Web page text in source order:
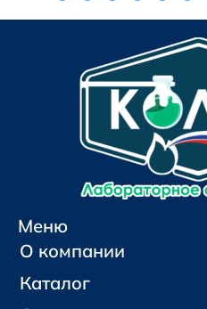
Меню
О компании
Каталог